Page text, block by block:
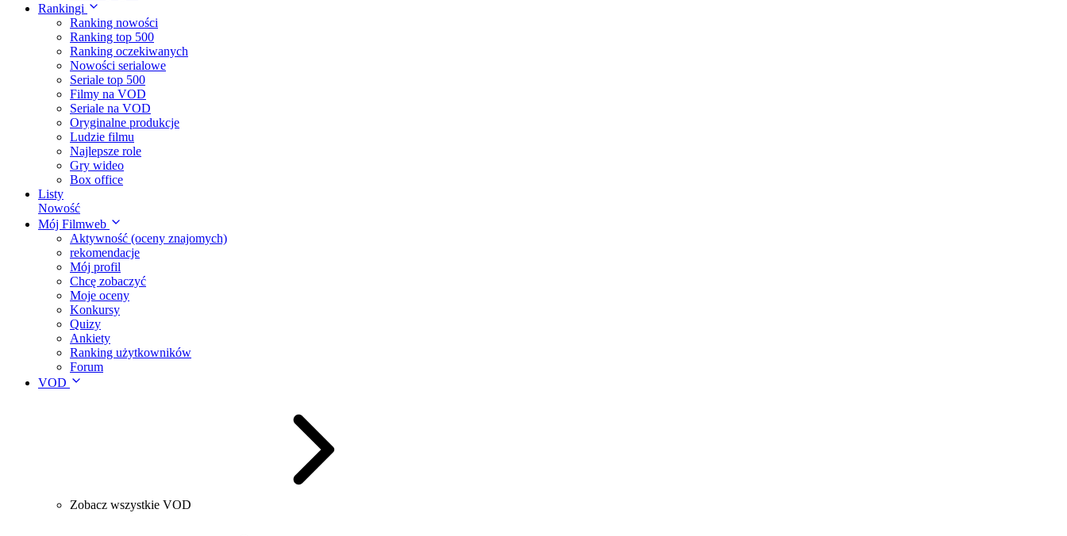
Rankingi
Ranking nowości
Ranking top 500
Ranking oczekiwanych
Nowości serialowe
Seriale top 500
Filmy na VOD
Seriale na VOD
Oryginalne produkcje
Ludzie filmu
Najlepsze role
Gry wideo
Box office
Listy
Nowość
Mój Filmweb
Aktywność (oceny znajomych)
rekomendacje
Mój profil
Chcę zobaczyć
Moje oceny
Konkursy
Quizy
Ankiety
Ranking użytkowników
Forum
VOD
Zobacz wszystkie VOD